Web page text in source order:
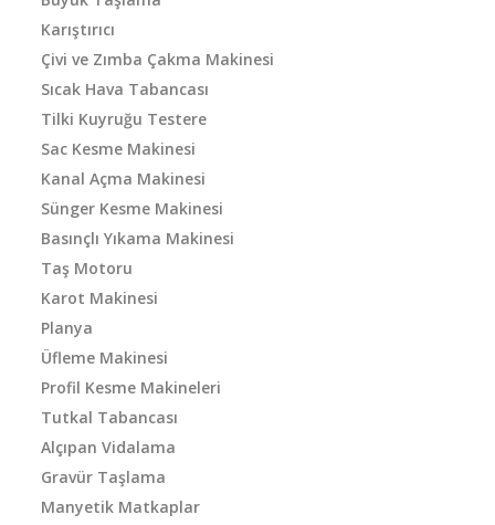
Karıştırıcı
Çivi ve Zımba Çakma Makinesi
Sıcak Hava Tabancası
Tilki Kuyruğu Testere
Sac Kesme Makinesi
Kanal Açma Makinesi
Sünger Kesme Makinesi
Basınçlı Yıkama Makinesi
Taş Motoru
Karot Makinesi
Planya
Üfleme Makinesi
Profil Kesme Makineleri
Tutkal Tabancası
Alçıpan Vidalama
Gravür Taşlama
Manyetik Matkaplar